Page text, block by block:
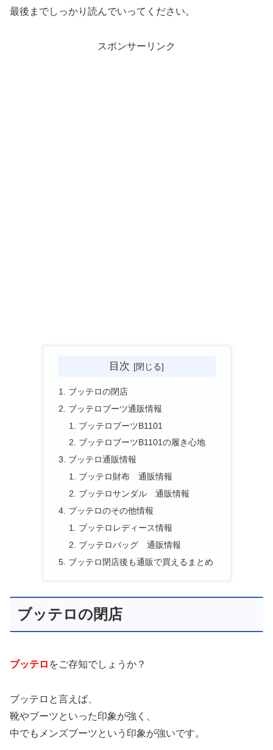
最後までしっかり読んでいってください。
スポンサーリンク
目次
ブッテロの閉店
ブッテロブーツ通販情報
ブッテロブーツB1101
ブッテロブーツB1101の履き心地
ブッテロ通販情報
ブッテロ財布 通販情報
ブッテロサンダル 通販情報
ブッテロのその他情報
ブッテロレディース情報
ブッテロバッグ 通販情報
ブッテロ閉店後も通販で買えるまとめ
ブッテロの閉店
ブッテロ をご存知でしょうか？
ブッテロと言えば、
靴やブーツといった印象が強く、
中でもメンズブーツという印象が強いです。